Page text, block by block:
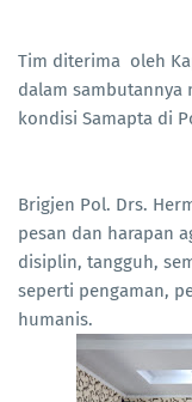
Tim diterima oleh
dalam sambutannya
kondisi Samapta di
Brigjen Pol. Drs.
pesan dan harapan
disiplin, tangguh,
seperti pengaman,
humanis.